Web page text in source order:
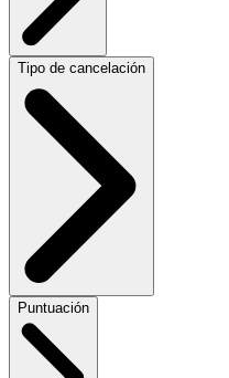
Tipo de cancelación
Puntuación